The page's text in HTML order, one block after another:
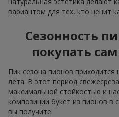
вариантом для тех, кто ценит
Сезонность
покупать
Пик сезона пионов
лета. В этот период
максимальной стойкостью и
композиции букет из пионов в
вы получите: